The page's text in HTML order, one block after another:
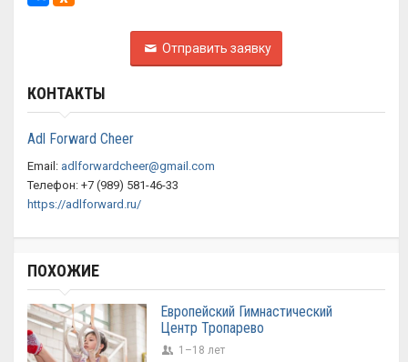
Отправить заявку
КОНТАКТЫ
Adl Forward Cheer
Email: adlforwardcheer@gmail.com
Телефон: +7 (989) 581-46-33
https://adlforward.ru/
ПОХОЖИЕ
Европейский Гимнастический
Центр Тропарево
1–18 лет